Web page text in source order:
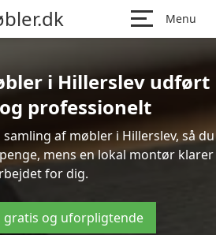
Menu
i Hillerslev udført
professionelt
af møbler i Hillerslev, så du
mens en lokal montør klarer
for dig.
gratis og uforpligtende